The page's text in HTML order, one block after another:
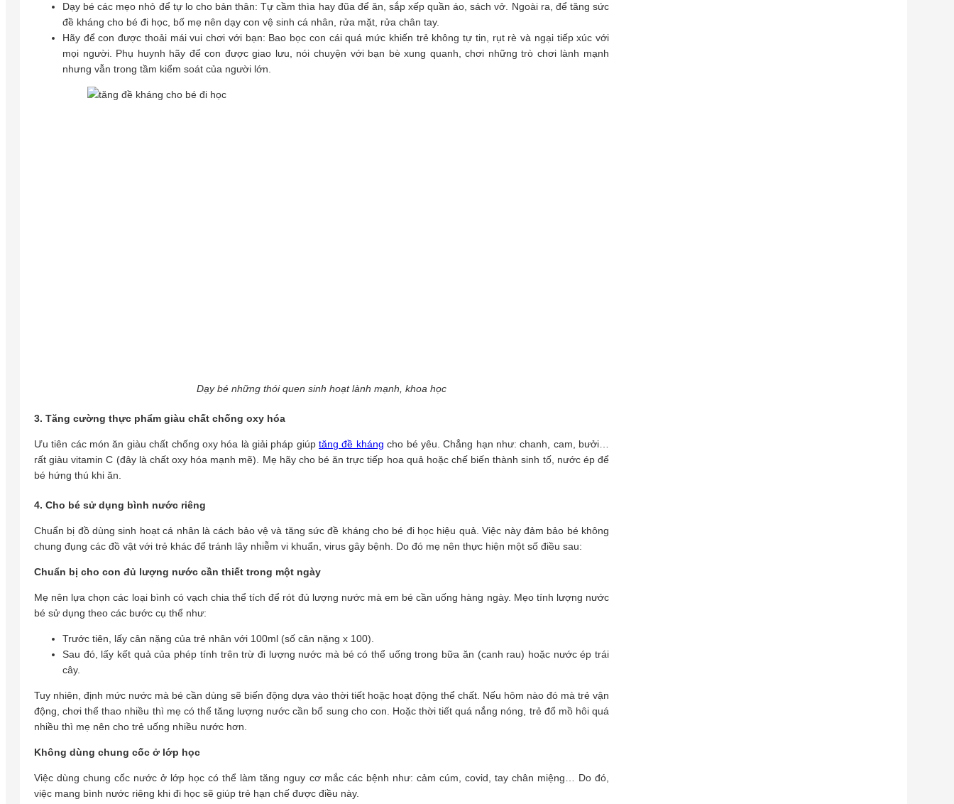
Dạy bé các mẹo nhỏ để tự lo cho bản thân: Tự cầm thìa hay đũa để ăn, sắp xếp quần áo, sách vở. Ngoài ra, để tăng sức
đề kháng cho bé đi học, bố mẹ nên dạy con vệ sinh cá nhân, rửa mặt, rửa chân tay.
Hãy để con được thoải mái vui chơi với bạn: Bao bọc con cái quá mức khiến trẻ không tự tin, rụt rè và ngại tiếp xúc với
mọi người. Phụ huynh hãy để con được giao lưu, nói chuyện với bạn bè xung quanh, chơi những trò chơi lành mạnh
nhưng vẫn trong tầm kiểm soát của người lớn.
Dạy bé những thói quen sinh hoạt lành mạnh, khoa học
3. Tăng cường thực phẩm giàu chất chống oxy hóa
Ưu tiên các món ăn giàu chất chống oxy hóa là giải pháp giúptăng đề kháng cho bé yêu. Chẳng hạn như: chanh, cam, bưởi…
rất giàu vitamin C (đây là chất oxy hóa mạnh mẽ). Mẹ hãy cho bé ăn trực tiếp hoa quả hoặc chế biến thành sinh tố, nước ép để
bé hứng thú khi ăn.
4. Cho bé sử dụng bình nước riêng
Chuẩn bị đồ dùng sinh hoạt cá nhân là cách bảo vệ và tăng sức đề kháng cho bé đi học hiệu quả. Việc này đảm bảo bé không
chung đụng các đồ vật với trẻ khác để tránh lây nhiễm vi khuẩn, virus gây bệnh. Do đó mẹ nên thực hiện một số điều sau:
Chuẩn bị cho con đủ lượng nước cần thiết trong một ngày
Mẹ nên lựa chọn các loại bình có vạch chia thể tích để rót đủ lượng nước mà em bé cần uống hàng ngày. Mẹo tính lượng nước
bé sử dụng theo các bước cụ thể như:
Trước tiên, lấy cân nặng của trẻ nhân với 100ml (số cân nặng x 100).
Sau đó, lấy kết quả của phép tính trên trừ đi lượng nước mà bé có thể uống trong bữa ăn (canh rau) hoặc nước ép trái
cây.
Tuy nhiên, định mức nước mà bé cần dùng sẽ biến động dựa vào thời tiết hoặc hoạt động thể chất. Nếu hôm nào đó mà trẻ vận
động, chơi thể thao nhiều thì mẹ có thể tăng lượng nước cần bổ sung cho con. Hoặc thời tiết quá nắng nóng, trẻ đổ mồ hôi quá
nhiều thì mẹ nên cho trẻ uống nhiều nước hơn.
Không dùng chung cốc ở lớp học
Việc dùng chung cốc nước ở lớp học có thể làm tăng nguy cơ mắc các bệnh như: cảm cúm, covid, tay chân miệng… Do đó,
việc mang bình nước riêng khi đi học sẽ giúp trẻ hạn chế được điều này.